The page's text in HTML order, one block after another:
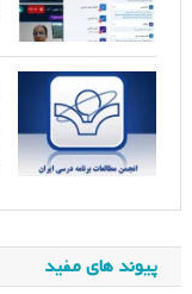
پیوند های مفید